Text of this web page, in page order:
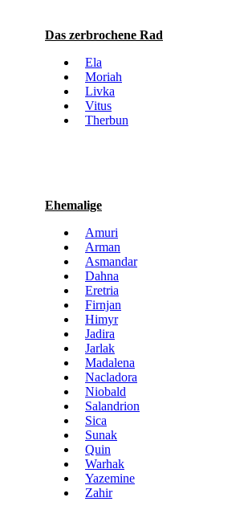
Das zerbrochene Rad
Ela
Moriah
Livka
Vitus
Therbun
Ehemalige
Amuri
Arman
Asmandar
Dahna
Eretria
Firnjan
Himyr
Jadira
Jarlak
Madalena
Nacladora
Niobald
Salandrion
Sica
Sunak
Quin
Warhak
Yazemine
Zahir